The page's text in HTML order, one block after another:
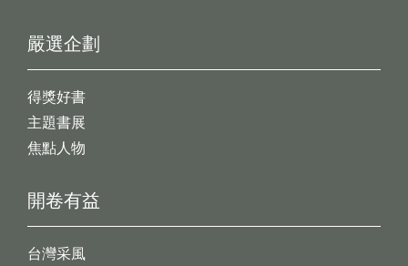
開卷有益
台灣采風
嚴選企劃
得獎好書
主題書展
焦點人物